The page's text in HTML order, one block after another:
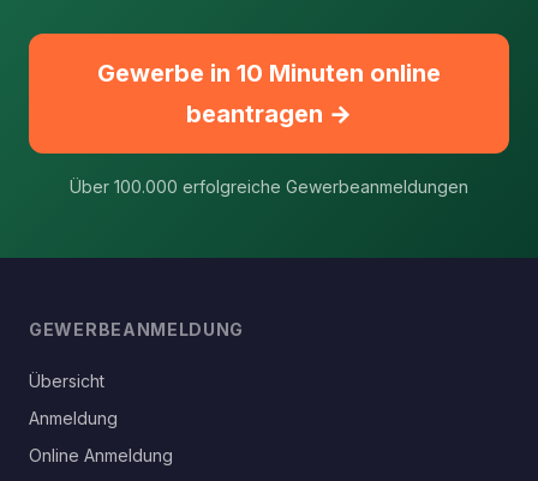
Gewerbe in 10 Minuten online
beantragen →
Über 100.000 erfolgreiche Gewerbeanmeldungen
GEWERBEANMELDUNG
Übersicht
Anmeldung
Online Anmeldung